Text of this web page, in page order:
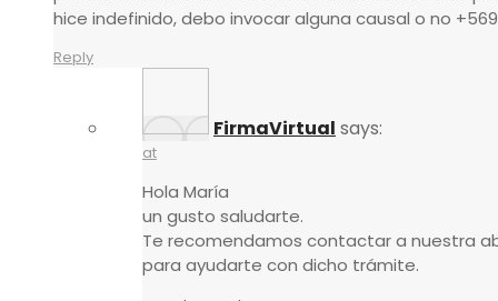
hice indefinido, debo invocar alguna causal o no
Reply
FirmaVirtual says:
at
Hola María
un gusto saludarte.
Te recomendamos contactar a nuestra
para ayudarte con dicho trámite.